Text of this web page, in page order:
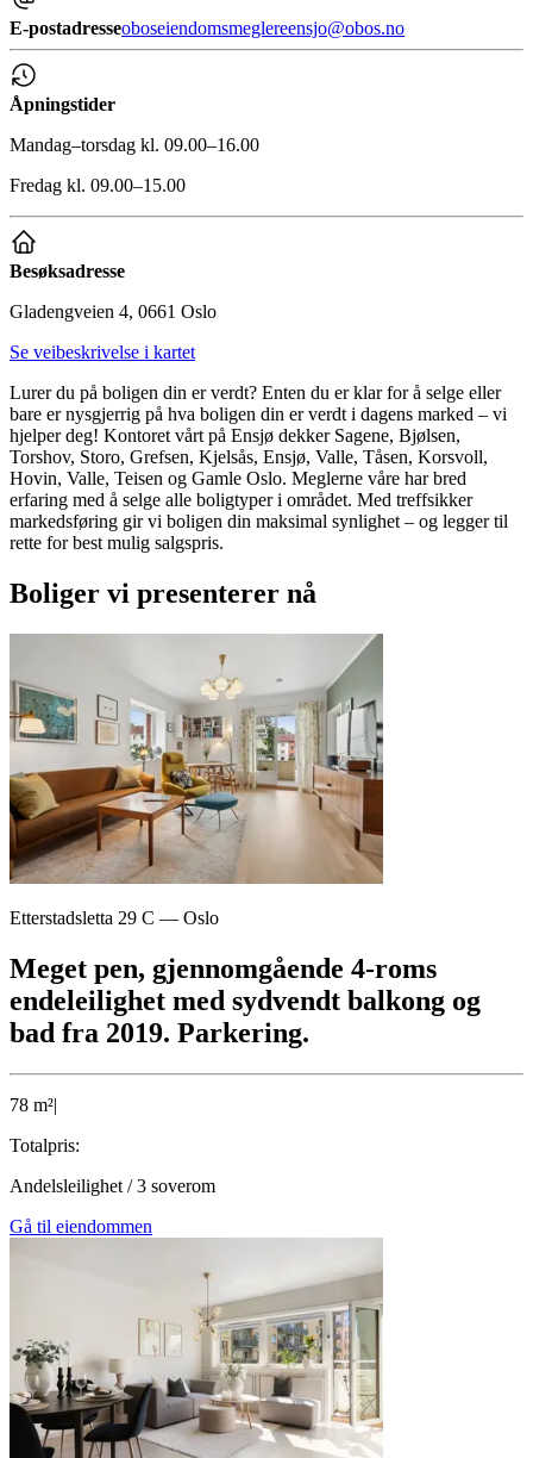
E-postadresseoboseiendomsmeglereensjo@obos.no
Åpningstider
Mandag–torsdag kl. 09.00–16.00
Fredag kl. 09.00–15.00
Besøksadresse
Gladengveien 4, 0661 Oslo
Se veibeskrivelse i kartet
Lurer du på boligen din er verdt? Enten du er klar for å selge eller
bare er nysgjerrig på hva boligen din er verdt i dagens marked – vi
hjelper deg! Kontoret vårt på Ensjø dekker Sagene, Bjølsen,
Torshov, Storo, Grefsen, Kjelsås, Ensjø, Valle, Tåsen, Korsvoll,
Hovin, Valle, Teisen og Gamle Oslo. Meglerne våre har bred
erfaring med å selge alle boligtyper i området. Med treffsikker
markedsføring gir vi boligen din maksimal synlighet – og legger til
rette for best mulig salgspris.
Boliger vi presenterer nå
Etterstadsletta 29 C — Oslo
Meget pen, gjennomgående 4-roms
endeleilighet med sydvendt balkong og
bad fra 2019. Parkering.
78 m²|
Totalpris:
Andelsleilighet /3 soverom
Gå til eiendommen